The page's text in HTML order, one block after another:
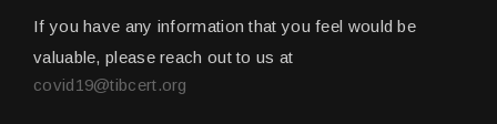
If you have any information that you feel would be
valuable, please reach out to us at
covid19@tibcert.org